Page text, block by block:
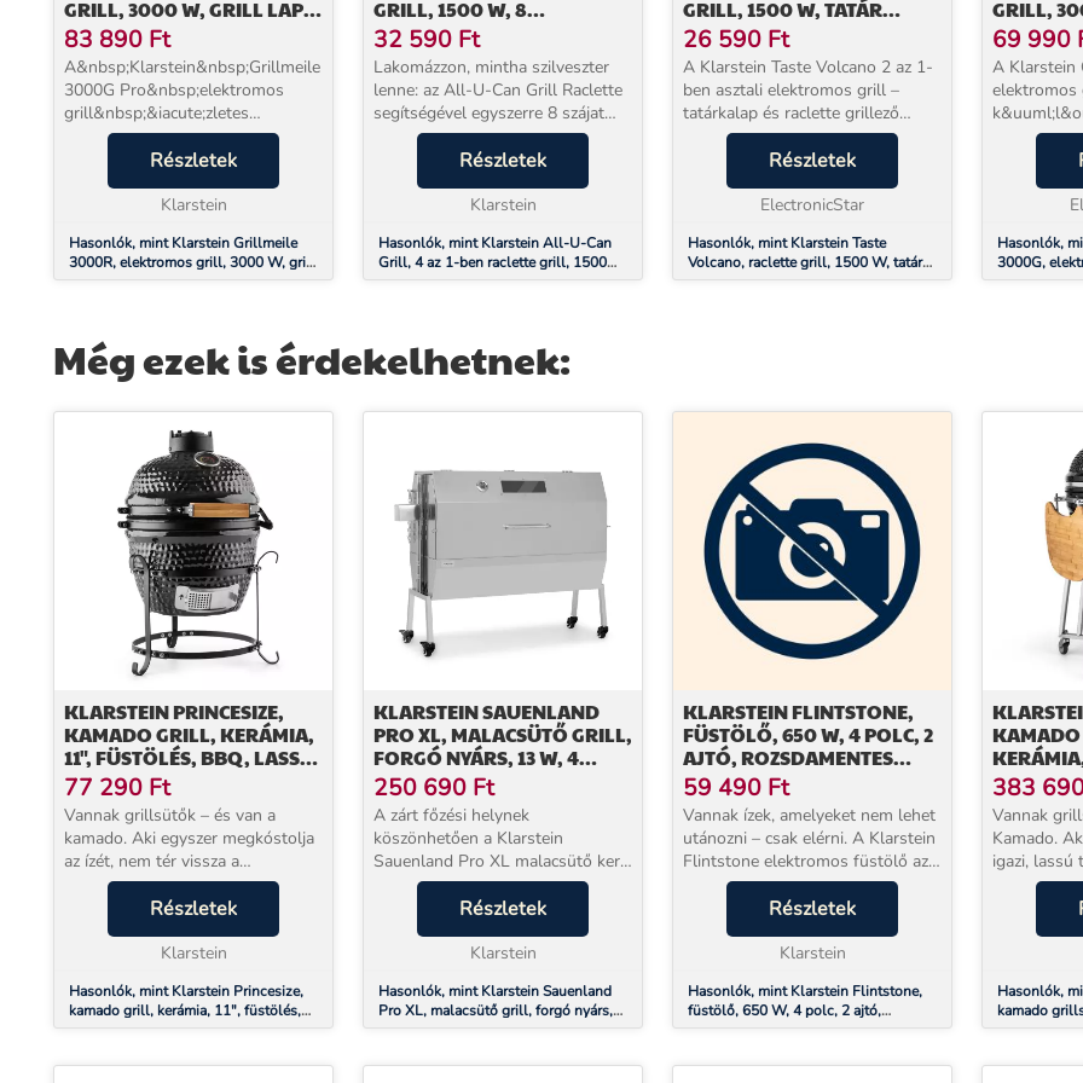
GRILL, 3000 W, GRILL LAP,
54,5 X 35 CM, BORDÁS
83 890 Ft
A&nbsp;Klarstein&nbsp;Grillmeile
3000G Pro&nbsp;elektromos
grill&nbsp;&iacute;zletes
k&uuml;l&ouml;nlegess&eacute;geket
k&iacute;n&aacute;l
k&ouml;zvetlen&uuml;l a
grillezőből - ide&aacute;lis
Részletek
Klarstein
Hasonlók, mint Klarstein Grillmeile
3000R, elektromos grill, 3000 W, grill
lap, 54,5 x 35 cm, bordás
GRILL, 1500 W, 8
SZEMÉLYRE, KIEGÉSZÍTŐ
32 590 Ft
Lakomázzon, mintha szilveszter
lenne: az All-U-Can Grill Raclette
segítségével egyszerre 8 szájat
gyönyörködtethet a legjobb
finomságokkal minden alkalomra.
Legyen szó klasszikus raclette-
Részletek
Klarstein
Hasonlók, mint Klarstein All-U-Can
Grill, 4 az 1-ben raclette grill, 1500
W, 8 személyre, kiegészítő
GRILL, 1500 W, TATÁR
GRILL, 8 SZEMÉLY
26 590 Ft
A Klarstein Taste Volcano 2 az 1-
ben asztali elektromos grill –
tatárkalap és raclette grillező
egyben – kedve szerint zöldséget,
húst és halat is készíthet. A
Klarstein Taste Volcano
elektromos grill...
Részletek
ElectronicStar
Hasonlók, mint Klarstein Taste
Volcano, raclette grill, 1500 W, tatár
grill, 8 személy
GRILL,
54,5 X 35
69 990
A Klarstein
elektromos
grillezőből
Hasonlók,
3000G,
lap, 54,5 x
Még ezek is érdekelhetnek:
KLARSTEIN PRINCESIZE,
KAMADO GRILL, KERÁMIA,
11", FÜSTÖLÉS, BBQ, LASSÚ
SÜTÉS, FEKETE
77 290 Ft
Vannak grillsütők – és van a
kamado. Aki egyszer megkóstolja
az ízét, nem tér vissza a
hagyományos rácshoz. A Klarstein
Princesize ezt az élményt hozza el
Ön kertjébe vagy teraszára: egy
kompakt, 11 c...
Részletek
Klarstein
Hasonlók, mint Klarstein Princesize,
kamado grill, kerámia, 11", füstölés,
BBQ, lassú sütés, fekete
KLARSTEIN SAUENLAND
PRO XL, MALACSÜTŐ GRILL,
FORGÓ NYÁRS, 13 W, 4
KERÉK, ROZSDAMENTES
ACÉL
250 690 Ft
A zárt főzési helynek
köszönhetően a Klarstein
Sauenland Pro XL malacsütő kerti
grill lenyűgöz lédús finomságaival
és rendkívül puha húsával. Forgó
grillel, grillrácsal és szilárd
rozsdamentes acélláb...
Részletek
Klarstein
Hasonlók, mint Klarstein Sauenland
Pro XL, malacsütő grill, forgó nyárs,
13 W, 4 kerék, rozsdamentes acél
KLARSTEIN FLINTSTONE,
FÜSTÖLŐ, 650 W, 4 POLC, 2
AJTÓ, ROZSDAMENTES
ACÉL
59 490 Ft
Vannak ízek, amelyeket nem lehet
utánozni – csak elérni. A Klarstein
Flintstone elektromos füstölő azt
az autentikus BBQ-aromát hozza
el Ön teraszára vagy kertjébe,
amelyért mások étterembe járnak:
Részletek
Klarstein
Hasonlók, mint Klarstein Flintstone,
füstölő, 650 W, 4 polc, 2 ajtó,
rozsdamentes acél
KAMADO
LASSÚ
383
Vannak
Kamado.
igazi, lassú
az többé
Klarstein
colos,
amelyet
Hasonlók,
kamado
lassú sütés,